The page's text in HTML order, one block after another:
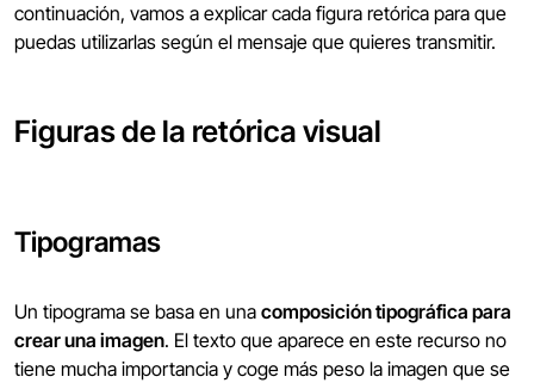
continuación, vamos a explicar cada figura retórica para que
puedas utilizarlas según el mensaje que quieres transmitir.
Figuras de la retórica visual
Tipogramas
Un tipograma se basa en una composición tipográfica para
crear una imagen. El texto que aparece en este recurso no
tiene mucha importancia y coge más peso la imagen que se